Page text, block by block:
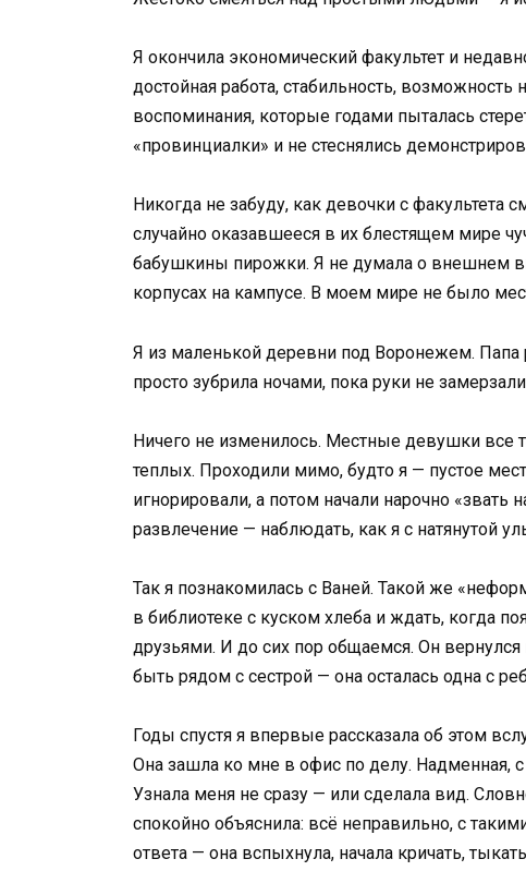
Я окончила экономический факультет и
достойная работа, стабильность,
воспоминания, которые годами пыталась
«провинциалки» и не стеснялись
Никогда не забуду, как девочки с
случайно оказавшееся в их блестящем мире
бабушкины пирожки. Я не думала о внешнем
корпусах на кампусе. В моем мире не было
Я из маленькой деревни под Воронежем. Папа
просто зубрила ночами, пока руки не
Ничего не изменилось. Местные девушки все
теплых. Проходили мимо, будто я — пустое
игнорировали, а потом начали нарочно «звать
развлечение — наблюдать, как я с натянутой
Так я познакомилась с Ваней. Такой же
в библиотеке с куском хлеба и ждать, когда
друзьями. И до сих пор общаемся. Он
быть рядом с сестрой — она осталась одна с
Годы спустя я впервые рассказала об этом
Она зашла ко мне в офис по делу. Надменная,
Узнала меня не сразу — или сделала вид.
спокойно объяснила: всё неправильно, с
ответа — она вспыхнула, начала кричать,